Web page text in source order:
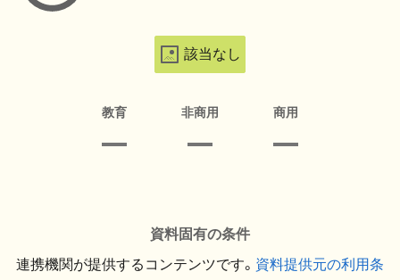
該当なし
教育 非商用 商用
資料固有の条件
連携機関が提供するコンテンツです。 資料提供元の利用条